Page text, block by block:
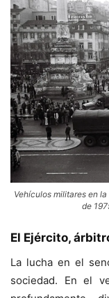
Vehículos militares en
de
El Ejército,
La lucha en el
sociedad. En el